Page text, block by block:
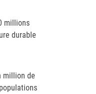
millions
durable
million de